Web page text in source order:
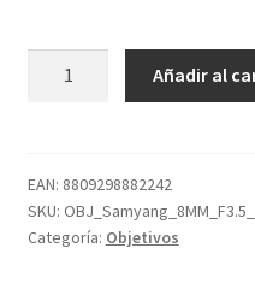
CSII
NIKON
o
Añadir al
EAN: 8809298882242
SKU:
Categoría: Objetivos